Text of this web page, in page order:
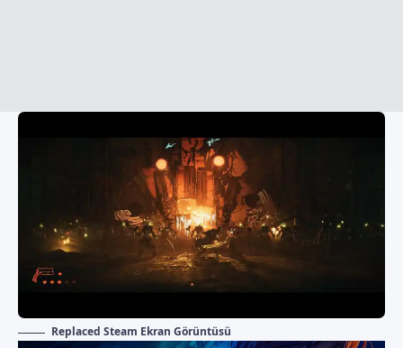
Replaced Steam Ekran Görüntüsü